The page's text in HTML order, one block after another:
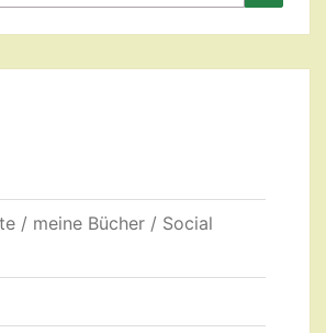
/ meine Bücher / Social